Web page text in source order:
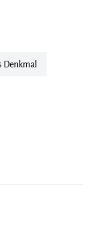
Denkmal